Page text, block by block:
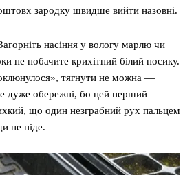
зародку швидше вийти назовні.
насіння у вологу марлю чи
не побачите крихітний білий носику.
тягнути не можна —
дуже обережні, бо цей перший
що один незграбний рух пальцем
не піде.